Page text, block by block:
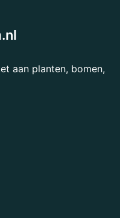
aan planten, bomen,